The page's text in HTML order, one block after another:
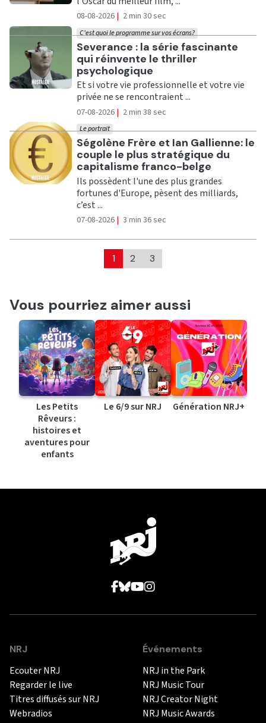
08-08-2026 | 2 min 30 sec
Ecouter
Severance : la série fascinante
qui réinvente le thriller
psychologique
C'est quoi le programme sur vos écrans?
Et si votre vie professionnelle et votre vie
privée ne se rencontraient ...
07-08-2026 | 2 min 38 sec
Ecouter
Ségolène Frère et Ian Gallienne: le
couple le plus stratégique du
capitalisme franco-belge
Le portrait
Ils possèdent l'une des plus grandes
fortunes d'Europe, pèsent des milliards,
c’est ...
07-08-2026 | 3 min 36 sec
1 2 3
Vous pourriez aimer aussi
Les Petits
Rêveurs :
histoires et
aventures pour
enfants
Le 6/9 sur NRJ Génération NRJ+
NRJ
Ecouter NRJ
Regarder le live
Titres diffusés sur NRJ
Webradios
Événements
NRJ in the Park
NRJ Music Tour
NRJ Creator Night
NRJ Music Awards